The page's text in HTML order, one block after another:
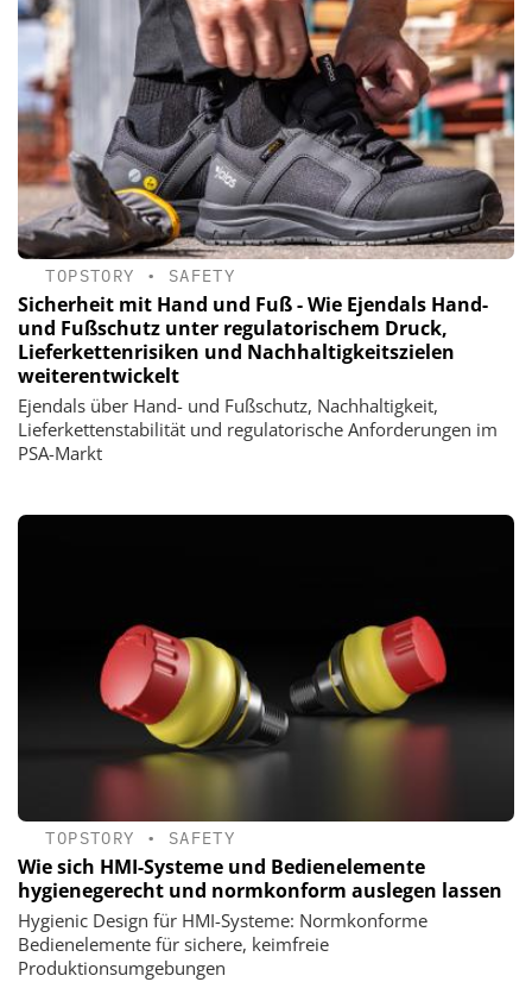
TOPSTORY • SAFETY
Sicherheit mit Hand und Fuß - Wie Ejendals Hand-
und Fußschutz unter regulatorischem Druck,
Lieferkettenrisiken und Nachhaltigkeitszielen
weiterentwickelt
Ejendals über Hand- und Fußschutz, Nachhaltigkeit,
Lieferkettenstabilität und regulatorische Anforderungen im
PSA-Markt
TOPSTORY • SAFETY
Wie sich HMI-Systeme und Bedienelemente
hygienegerecht und normkonform auslegen lassen
Hygienic Design für HMI-Systeme: Normkonforme
Bedienelemente für sichere, keimfreie
Produktionsumgebungen